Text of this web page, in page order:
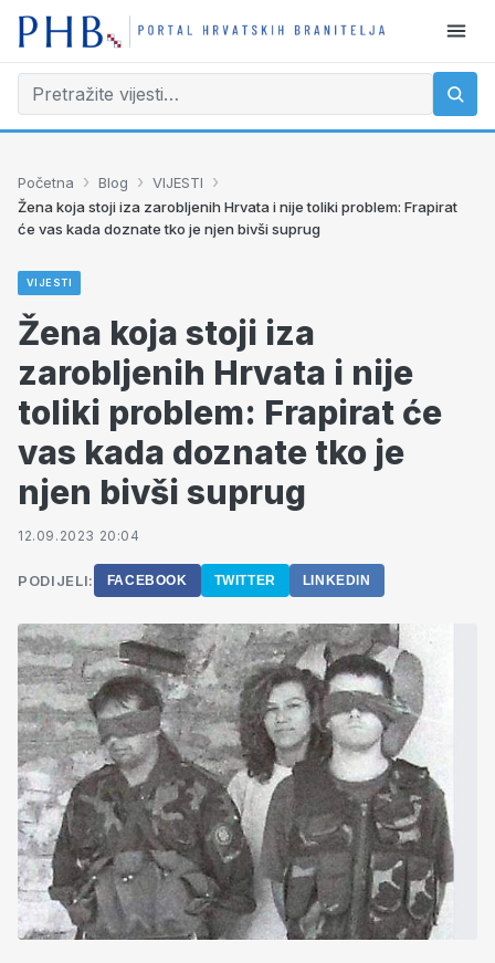
Početna › Blog › VIJESTI ›
Žena koja stoji iza zarobljenih Hrvata i nije toliki problem: Frapirat
će vas kada doznate tko je njen bivši suprug
VIJESTI
Žena koja stoji iza
zarobljenih Hrvata i nije
toliki problem: Frapirat će
vas kada doznate tko je
njen bivši suprug
12.09.2023 20:04
PODIJELI: FACEBOOK TWITTER LINKEDIN